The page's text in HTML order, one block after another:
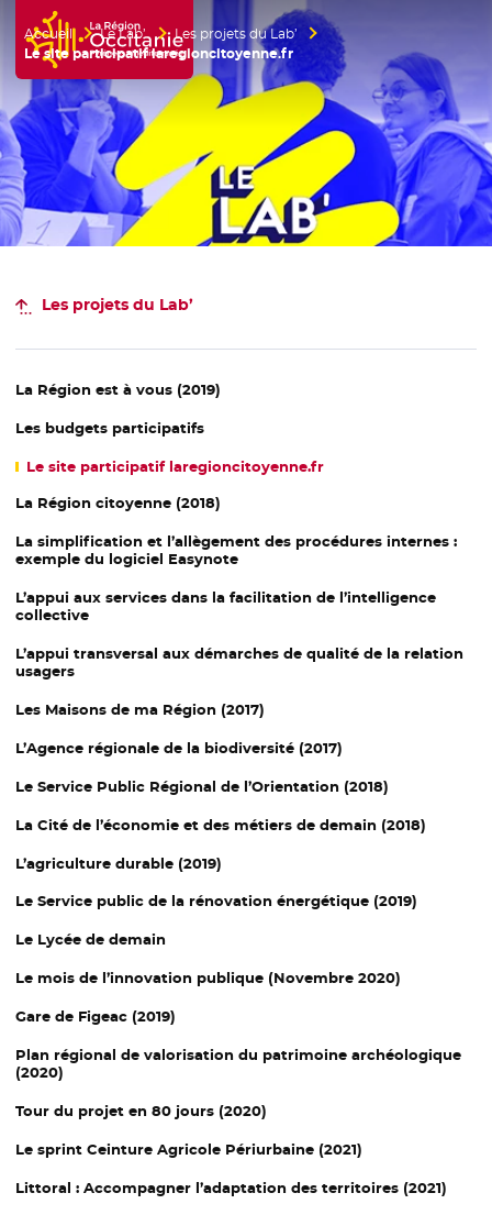
Accueil Région Occitanie / Pyrénées-Méditerranée
Accueil Le Lab’
Les projets du Lab’
Le site participatif laregioncitoyenne.fr
Les projets du Lab’
La Région est à vous (2019)
Les budgets participatifs
Le site participatif laregioncitoyenne.fr
La Région citoyenne (2018)
La simplification et l’allègement des procédures internes :
exemple du logiciel Easynote
L’appui aux services dans la facilitation de l’intelligence
collective
L’appui transversal aux démarches de qualité de la relation
usagers
Les Maisons de ma Région (2017)
L’Agence régionale de la biodiversité (2017)
Le Service Public Régional de l’Orientation (2018)
La Cité de l’économie et des métiers de demain (2018)
L’agriculture durable (2019)
Le Service public de la rénovation énergétique (2019)
Le Lycée de demain
Le mois de l’innovation publique (Novembre 2020)
Gare de Figeac (2019)
Plan régional de valorisation du patrimoine archéologique
(2020)
Tour du projet en 80 jours (2020)
Le sprintCeintureAgricole Périurbaine (2021)
Littoral :Accompagner l’adaptation des territoires (2021)